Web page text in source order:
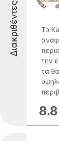
Διακριθέντες
Το
την
τα
8.8